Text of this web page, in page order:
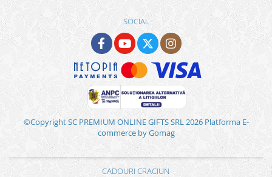
SOCIAL
©Copyright SC PREMIUM ONLINE GIFTS SRL 2026 Platforma E-
commerce by Gomag
CADOURI CRACIUN